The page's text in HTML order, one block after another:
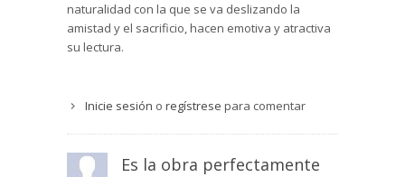
naturalidad con la que se va deslizando la
amistad y el sacrificio, hacen emotiva y atractiva
su lectura.
Inicie sesión o regístrese para comentar
Es la obra perfectamente